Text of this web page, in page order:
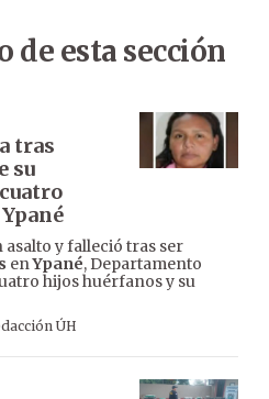
de esta sección
tras
su
asalto y falleció tras ser
enYpané, Departamento
hijos huérfanos y su
ÚH